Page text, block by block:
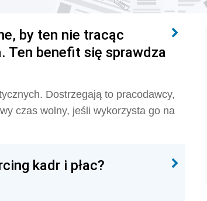
by ten nie tracąc
Ten benefit się sprawdza
Dostrzegają to pracodawcy,
czas wolny, jeśli wykorzysta go na
kadr i płac?